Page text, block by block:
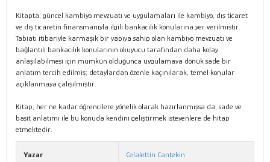
Kitapta, güncel kambiyo mevzuatı ve uygulamaları ile kambiyo, dış ticaret
ve dış ticaretin finansmanıyla ilgili bankacılık konularına yer verilmiştir.
Tabiatı itibariyle karmaşık bir yapıya sahip olan kambiyo mevzuatı ve
bağlantılı bankacılık konularının okuyucu tarafından daha kolay
anlaşılabilmesi için mümkün olduğunca uygulamaya dönük sade bir
anlatım tercih edilmiş; detaylardan özenle kaçınılarak, temel konular
açıklanmaya çalışılmıştır.
Kitap, her ne kadar öğrencilere yönelik olarak hazırlanmışsa da, sade ve
basit anlatımı ile bu konuda kendini geliştirmek isteyenlere de hitap
etmektedir.
Yazar Celalettin Cantekin